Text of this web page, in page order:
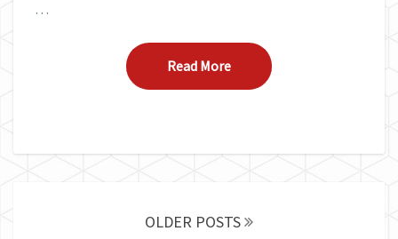
…
Read MoreRead More
OLDER POSTS